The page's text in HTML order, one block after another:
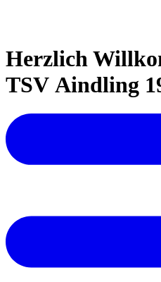
Herzlich
TSV Aindling